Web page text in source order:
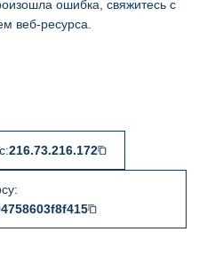
ошибка, свяжитесь с
веб-ресурса.
216.73.216.172